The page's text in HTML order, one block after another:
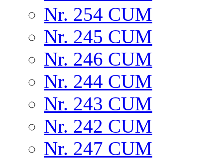
Nr. 254 CUM
Nr. 245 CUM
Nr. 246 CUM
Nr. 244 CUM
Nr. 243 CUM
Nr. 242 CUM
Nr. 247 CUM